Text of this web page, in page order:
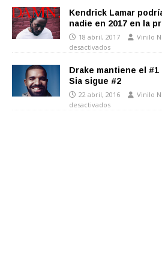
Kendrick Lamar
nadie en 2017 en la
18 abril, 2017 Vinilo
desactivados
Drake mantiene el #1
Sia sigue #2
22 abril, 2016 Vinilo
desactivados